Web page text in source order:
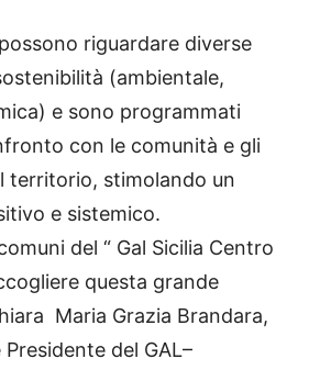
riguardare diverse
(ambientale,
e sono programmati
con le comunità e gli
territorio, stimolando un
e sistemico.
del “ Gal Sicilia Centro
questa grande
Maria Grazia Brandara,
del GAL–